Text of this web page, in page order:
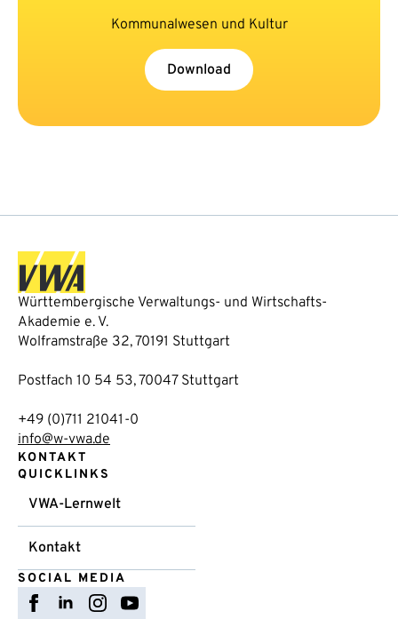
Kommunalwesen und Kultur
Download
Württembergische Verwaltungs- und Wirtschafts-
Akademie e. V.
Wolframstraße 32, 70191 Stuttgart
Postfach 10 54 53, 70047 Stuttgart
+49 (0)711 21041-0
info@w-vwa.de
KONTAKT
QUICKLINKS
VWA-Lernwelt
Kontakt
SOCIAL MEDIA